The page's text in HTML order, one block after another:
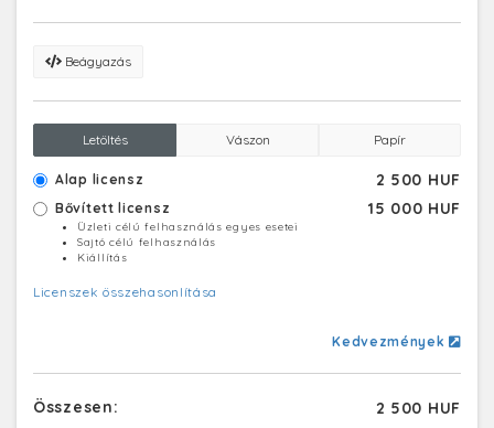
Beágyazás
Letöltés Vászon Papír
Alap licensz 2 500 HUF
Bővített licensz 15 000 HUF
Üzleti célú felhasználás egyes esetei
Sajtó célú felhasználás
Kiállítás
Licenszek összehasonlítása
Kedvezmények
Összesen: 2 500 HUF